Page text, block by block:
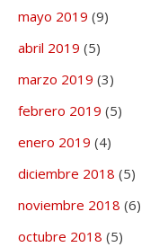
mayo 2019 (9)
abril 2019 (5)
marzo 2019 (3)
febrero 2019 (5)
enero 2019 (4)
diciembre 2018 (5)
noviembre 2018 (6)
octubre 2018 (5)